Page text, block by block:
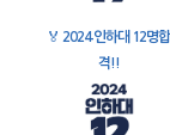
🏅 2024 인하대 12명합
격!!